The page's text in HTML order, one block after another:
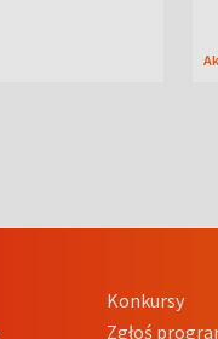
Konkursy
Zgłoś